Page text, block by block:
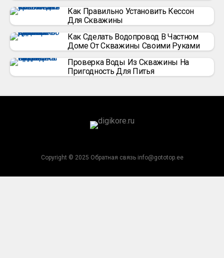
Как Правильно Установить Кессон
Для Скважины
Как Сделать Водопровод В Частном
Доме От Скважины Своими Руками
Проверка Воды Из Скважины На
Пригодность Для Питья
Copyright © 2025 Обратная связь info@gototop.ee